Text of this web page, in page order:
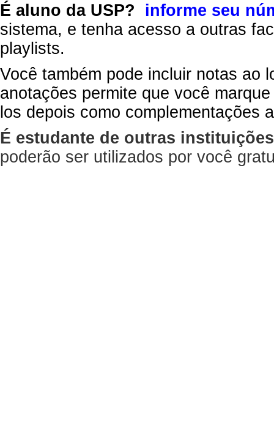
É aluno da USP?
informe seu
sistema, e tenha acesso a outras
playlists.
Você também pode incluir notas ao
anotações permite que você
los depois como complementações
É estudante de outras
poderão ser utilizados por você